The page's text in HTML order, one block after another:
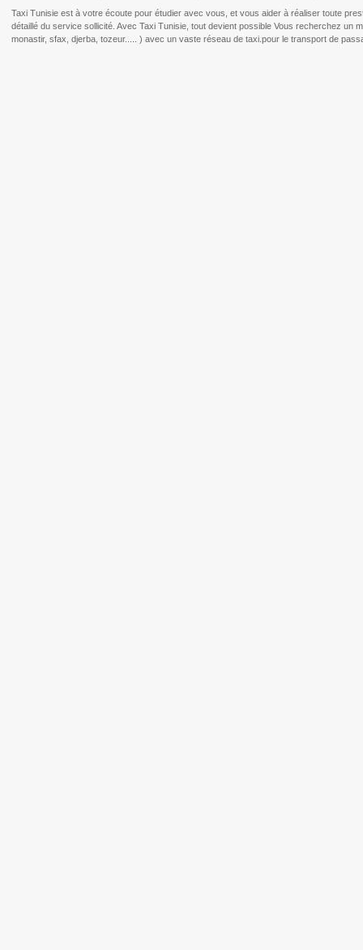
Taxi Tunisie est à votre écoute pour étudier avec vous, et vous aider à réaliser toute
détaillé du service sollicité. Avec Taxi Tunisie, tout devient possible Vous recherchez
monastir, sfax, djerba, tozeur..... ) avec un vaste réseau de taxi.pour le transport de